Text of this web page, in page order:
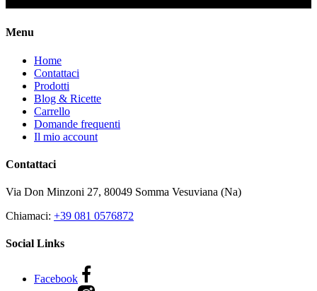
Menu
Home
Contattaci
Prodotti
Blog & Ricette
Carrello
Domande frequenti
Il mio account
Contattaci
Via Don Minzoni 27, 80049 Somma Vesuviana (Na)
Chiamaci: +39 081 0576872
Social Links
Facebook